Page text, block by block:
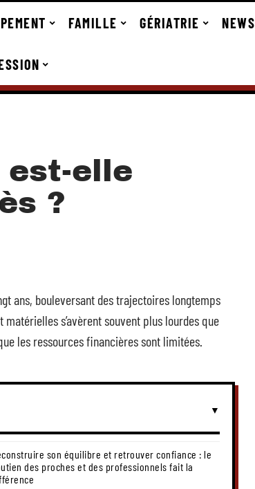
FAMILLE GÉRIATRIE NEWS
est-elle
?
ans, bouleversant des trajectoires longtemps
s’avèrent souvent plus lourdes que
les ressources financières sont limitées.
son équilibre et retrouver confiance : le
des proches et des professionnels fait la